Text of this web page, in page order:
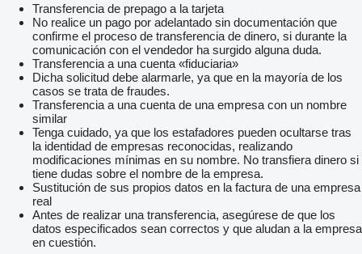
Transferencia de prepago a la tarjeta
No realice un pago por adelantado sin documentación que
confirme el proceso de transferencia de dinero, si durante la
comunicación con el vendedor ha surgido alguna duda.
Transferencia a una cuenta «fiduciaria»
Dicha solicitud debe alarmarle, ya que en la mayoría de los
casos se trata de fraudes.
Transferencia a una cuenta de una empresa con un nombre
similar
Tenga cuidado, ya que los estafadores pueden ocultarse tras
la identidad de empresas reconocidas, realizando
modificaciones mínimas en su nombre. No transfiera dinero si
tiene dudas sobre el nombre de la empresa.
Sustitución de sus propios datos en la factura de una empresa
real
Antes de realizar una transferencia, asegúrese de que los
datos especificados sean correctos y que aludan a la empresa
en cuestión.